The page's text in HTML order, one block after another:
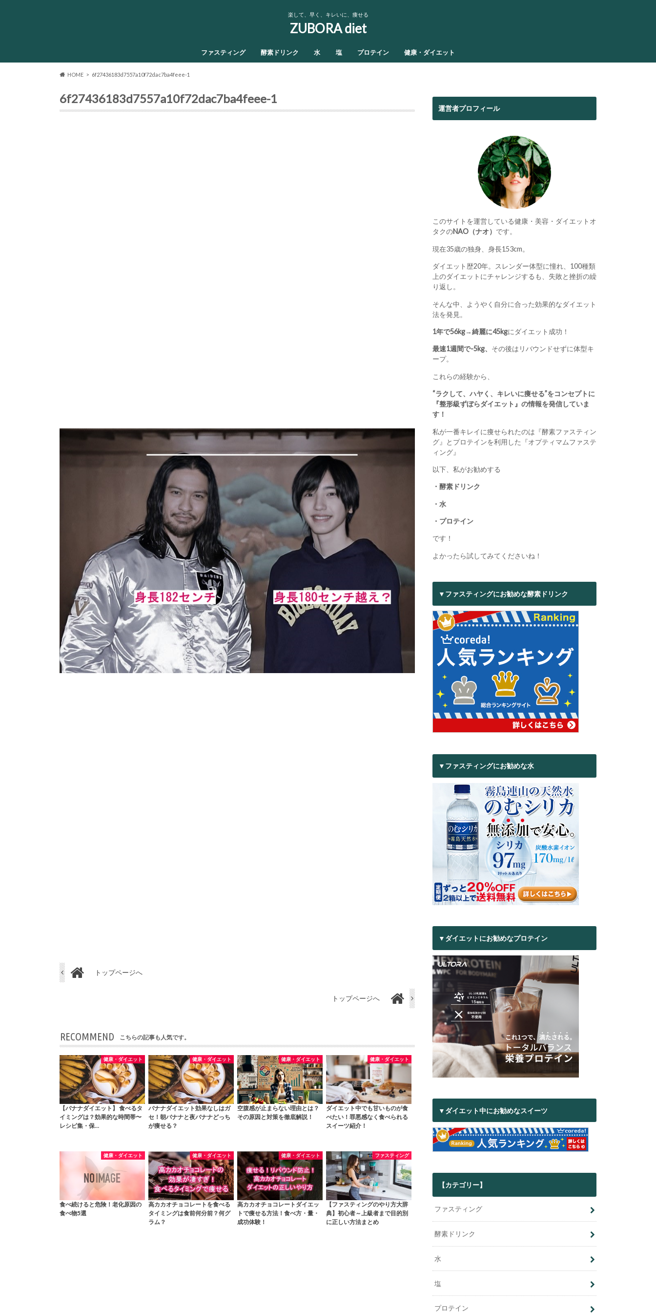
楽して、早く、キレいに、痩せる
ZUBORA diet
ファスティング 酵素ドリンク 水 塩 プロテイン 健康・ダイエット
HOME 6f27436183d7557a10f72dac7ba4feee-1
6f27436183d7557a10f72dac7ba4feee-1
トップページへ
トップページへ
RECOMMEND こちらの記事も人気です。
健康・ダイエット
【バナナダイエット】 食べるタ
イミングは？効果的な時間帯〜
レシピ集・保…
健康・ダイエット
バナナダイエット効果なしはガ
セ！朝バナナと夜バナナどっち
が痩せる？
健康・ダイエット
空腹感が止まらない理由とは？
その原因と対策を徹底解説！
健康・ダイエット
ダイエット中でも甘いものが食
べたい！罪悪感なく食べられる
スイーツ紹介！
健康・ダイエット
食べ続けると危険！老化原因の
食べ物5選
健康・ダイエット
高カカオチョコレートを食べる
タイミングは食前何分前？何グ
ラム？
健康・ダイエット
高カカオチョコレートダイエッ
トで痩せる方法！食べ方・量・
成功体験！
ファスティング
【ファスティングのやり方大辞
典】初心者～上級者まで目的別
に正しい方法まとめ
運営者プロフィール
このサイトを運営している健康・美容・ダイエットオ
タクのNAO（ナオ） です。
現在35歳の独身、身長153cm。
ダイエット歴20年。スレンダー体型に憧れ、100種類
上のダイエットにチャレンジするも、失敗と挫折の繰
り返し。
そんな中、ようやく自分に合った効果的なダイエット
法を発見。
1年で56kg→綺麗に45kgにダイエット成功！
最速1週間で-5kg、 その後はリバウンドせずに体型キ
ープ。
これらの経験から、
“ラクして、ハヤく、キレいに痩せる”をコンセプトに
『整形級ずぼらダイエット』の情報を発信していま
す！
私が一番キレイに痩せられたのは『酵素ファスティン
グ』とプロテインを利用した『オプティマムファステ
ィング』
以下、私がお勧めする
・酵素ドリンク
・水
・プロテイン
です！
よかったら試してみてくださいね！
▼ファスティングにお勧めな酵素ドリンク
▼ファスティングにお勧めな水
▼ダイエットにお勧めなプロテイン
▼ダイエット中にお勧めなスイーツ
【カテゴリー】
ファスティング
酵素ドリンク
水
塩
プロテイン